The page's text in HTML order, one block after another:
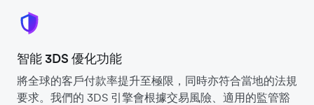
智能 3DS 優化功能
將全球的客戶付款率提升至極限，同時亦符合當地的法規
要求。我們的 3DS 引擎會根據交易風險、適用的監管豁